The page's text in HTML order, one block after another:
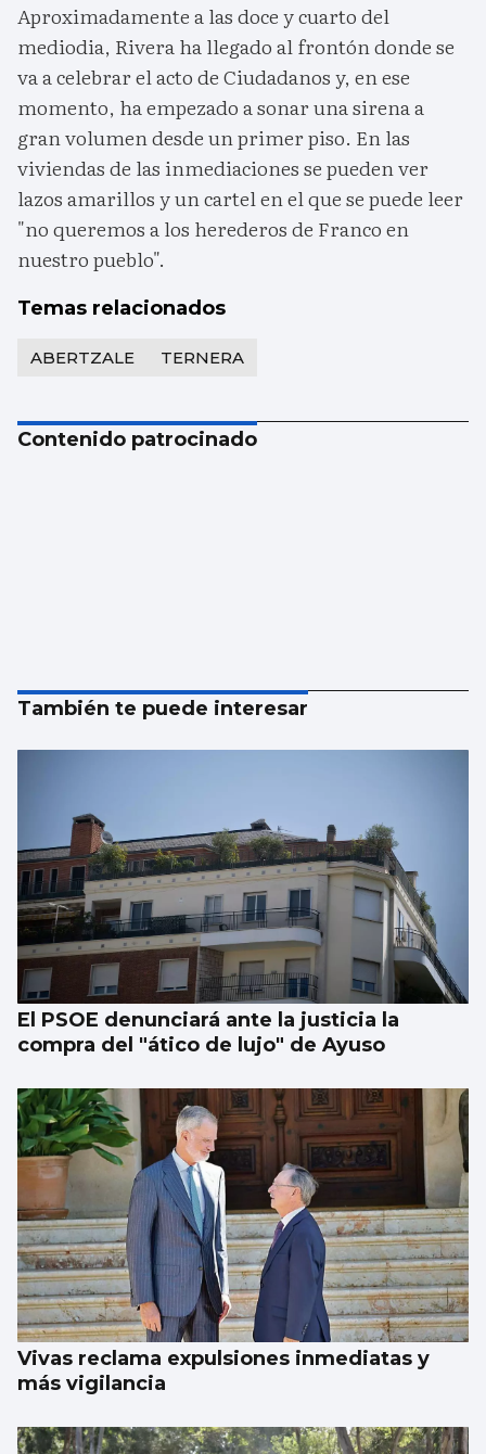
Aproximadamente a las doce y cuarto del
mediodia, Rivera ha llegado al frontón donde se
va a celebrar el acto de Ciudadanos y, en ese
momento, ha empezado a sonar una sirena a
gran volumen desde un primer piso. En las
viviendas de las inmediaciones se pueden ver
lazos amarillos y un cartel en el que se puede leer
"no queremos a los herederos de Franco en
nuestro pueblo".
Temas relacionados
ABERTZALE TERNERA
Contenido patrocinado
También te puede interesar
El PSOE denunciará ante la justicia la
compra del "ático de lujo" de Ayuso
Vivas reclama expulsiones inmediatas y
más vigilancia